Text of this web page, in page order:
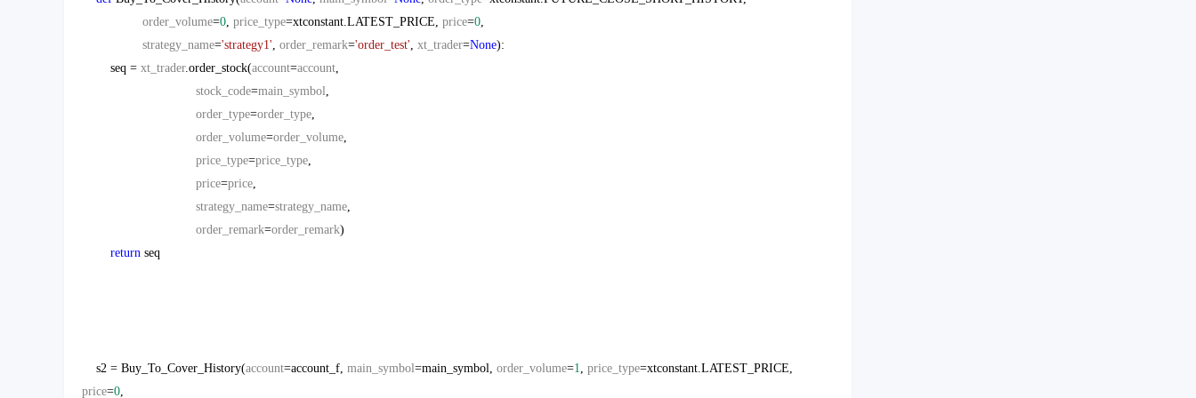
order_volume=0, price_type=xtconstant.LATEST_PRICE, price=0,
strategy_name='strategy1', order_remark='order_test', xt_trader=None):
seq = xt_trader.order_stock(account=account,
stock_code=main_symbol,
order_type=order_type,
order_volume=order_volume,
price_type=price_type,
price=price,
strategy_name=strategy_name,
order_remark=order_remark)
return seq
s2 = Buy_To_Cover_History(account=account_f, main_symbol=main_symbol, order_volume=1, price_type=xtconstant.LATEST_PRICE,
price=0,